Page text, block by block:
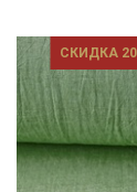
СКИДКА
данныхи
данных